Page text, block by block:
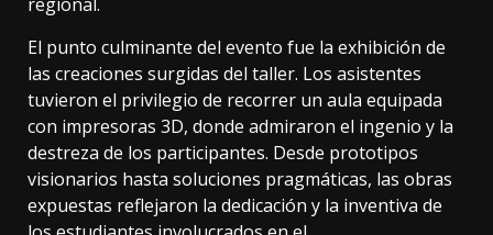
El punto culminante del evento fue la exhibición de
las creaciones surgidas del taller. Los asistentes
tuvieron el privilegio de recorrer un aula equipada
con impresoras 3D, donde admiraron el ingenio y la
destreza de los participantes. Desde prototipos
visionarios hasta soluciones pragmáticas, las obras
expuestas reflejaron la dedicación y la inventiva de